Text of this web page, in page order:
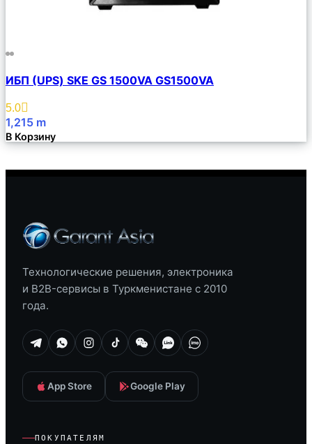
Описание
Избранное
ИБП (UPS) SKE GS 1500VA GS1500VA
5.0
1,215 m
В Корзину
Технологические решения, электроника
и B2B-сервисы в Туркменистане с 2010
года.
App Store Google Play
ПОКУПАТЕЛЯМ